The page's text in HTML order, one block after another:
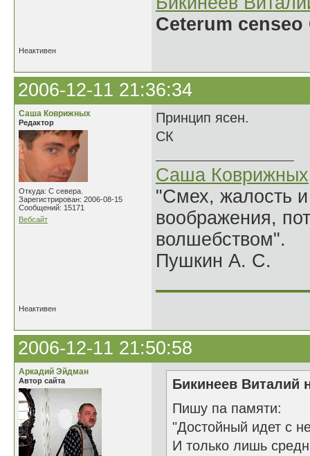
Ceterum
Неактивен
2006-12-11 21:36:34
Саша Коврижных
Редактор
Откуда: С севера.
Зарегистрирован: 2006-08-15
Сообщений: 15171
Вебсайт
Принцип ясен.
СК
Саша Коврижных
"Смех, жалость
воображения,
волшебством".
Пушкин А. С.
Неактивен
2006-12-11 21:50:58
Аркадий Эйдман
Автор сайта
Бикинеев Виталий
Пишу па памяти:
"Достойный идет с
И только лишь